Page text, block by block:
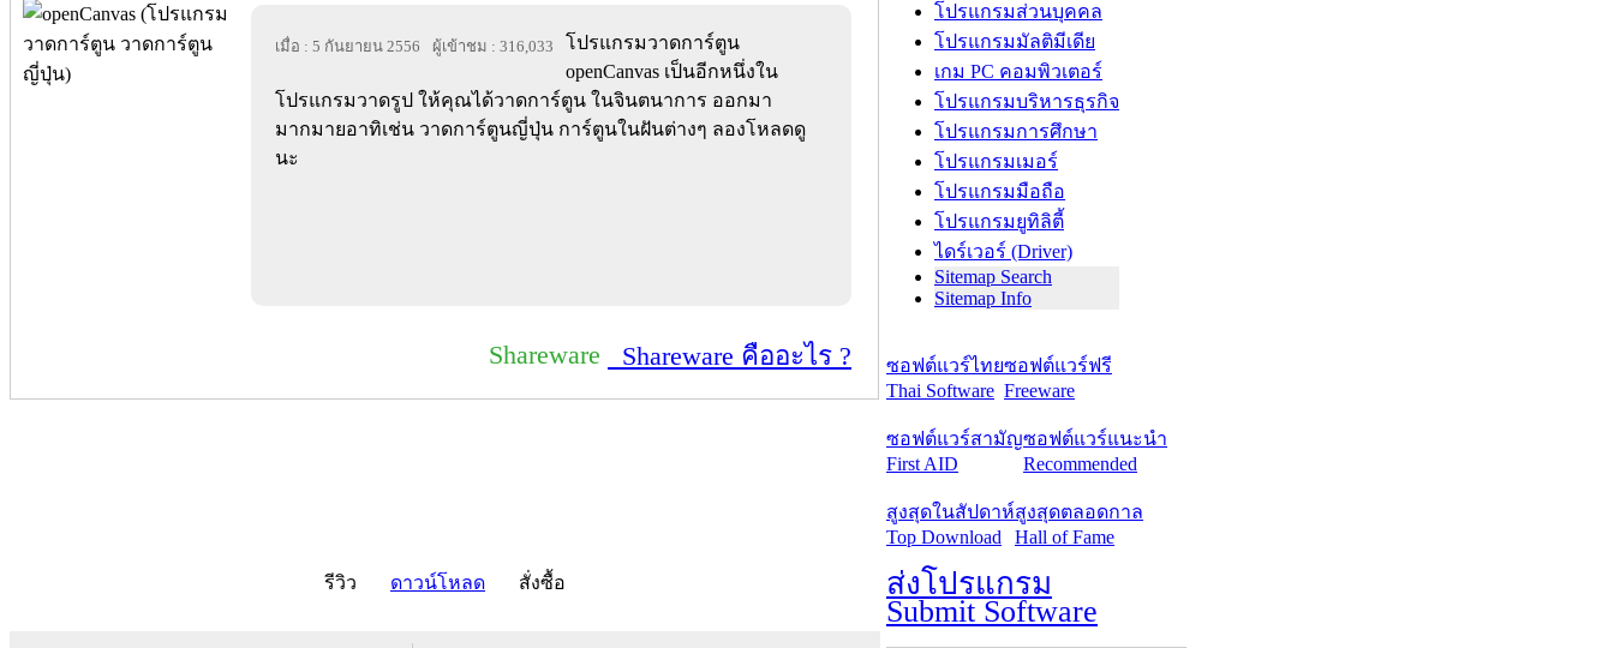
เมื่อ : 5 กันยายน 2556 ผู้เข้าชม : 316,033
โปรแกรมวาดการ์ตูน
openCanvas เป็นอีกหนึ่งใน
โปรแกรมวาดรูป ให้คุณได้วาดการ์ตูน ในจินตนาการ ออกมา
มากมายอาทิเช่น วาดการ์ตูนญี่ปุ่น การ์ตูนในฝันต่างๆ ลองโหลดดู
นะ
Shareware Shareware คืออะไร ?
รีวิว ดาวน์โหลด สั่งซื้อ
โปรแกรมส่วนบุคคล
โปรแกรมมัลติมีเดีย
เกม PC คอมพิวเตอร์
โปรแกรมบริหารธุรกิจ
โปรแกรมการศึกษา
โปรแกรมเมอร์
โปรแกรมมือถือ
โปรแกรมยูทิลิตี้
ไดร์เวอร์ (Driver)
Sitemap Search
Sitemap Info
ซอฟต์แวร์ไทย
Thai Software
ซอฟต์แวร์ฟรี
Freeware
ซอฟต์แวร์สามัญ
First AID
ซอฟต์แวร์แนะนำ
Recommended
สูงสุดในสัปดาห์
Top Download
สูงสุดตลอดกาล
Hall of Fame
ส่งโปรแกรม
Submit Software